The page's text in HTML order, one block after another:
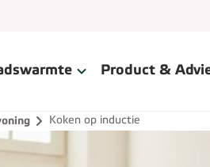
Product &
Koken op inductie